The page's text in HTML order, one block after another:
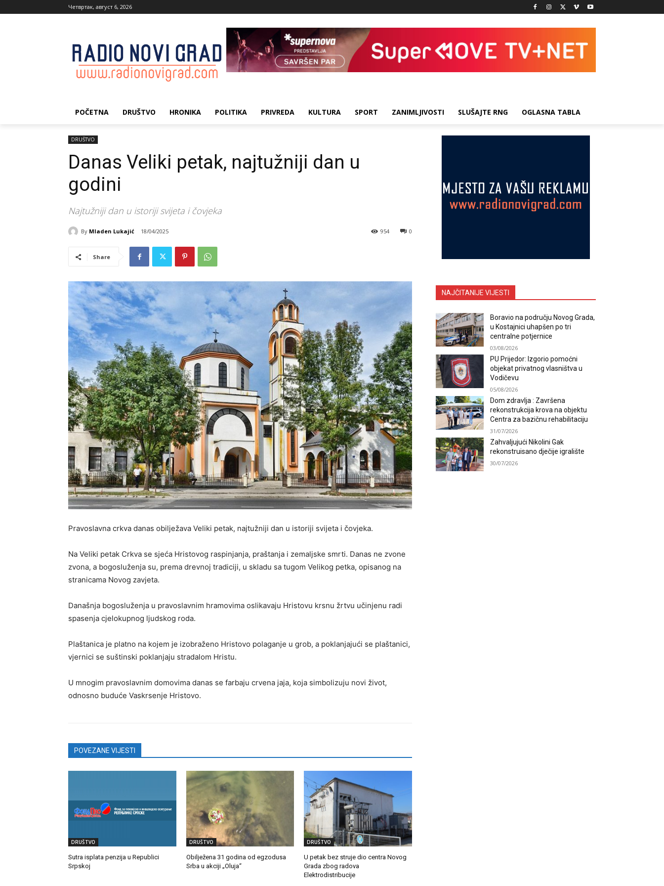
Четвртак, август 6, 2026
POČETNA DRUŠTVO HRONIKA POLITIKA PRIVREDA KULTURA SPORT ZANIMLJIVOSTI SLUŠAJTE RNG OGLASNA TABLA
DRUŠTVO
Danas Veliki petak, najtužniji dan u
godini
Najtužniji dan u istoriji svijeta i čovjeka
By Mladen Lukajić 18/04/2025 0
954
Share
Pravoslavna crkva danas obilježava Veliki petak, najtužniji dan u istoriji svijeta i čovjeka.
Na Veliki petak Crkva se sjeća Hristovog raspinjanja, praštanja i zemaljske smrti. Danas ne zvone
zvona, a bogosluženja su, prema drevnoj tradiciji, u skladu sa tugom Velikog petka, opisanog na
stranicama Novog zavjeta.
Današnja bogosluženja u pravoslavnim hramovima oslikavaju Hristovu krsnu žrtvu učinjenu radi
spasenja cjelokupnog ljudskog roda.
Plaštanica je platno na kojem je izobraženo Hristovo polaganje u grob, a poklanjajući se plaštanici,
vjernici se suštinski poklanjaju stradalom Hristu.
U mnogim pravoslavnim domovima danas se farbaju crvena jaja, koja simbolizuju novi život,
odnosno buduće Vaskrsenje Hristovo.
POVEZANE VIJESTI
DRUŠTVO
Sutra isplata penzija u Republici
Srpskoj
DRUŠTVO
Obilježena 31 godina od egzodusa
Srba u akciji „Oluja“
DRUŠTVO
U petak bez struje dio centra Novog
Grada zbog radova
Elektrodistribucije
NAJČITANIJE VIJESTI
Boravio na području Novog Grada,
u Kostajnici uhapšen po tri
centralne potjernice
03/08/2026
PU Prijedor: Izgorio pomoćni
objekat privatnog vlasništva u
Vodičevu
05/08/2026
Dom zdravlja : Završena
rekonstrukcija krova na objektu
Centra za bazičnu rehabilitaciju
31/07/2026
Zahvaljujući Nikolini Gak
rekonstruisano dječije igralište
30/07/2026